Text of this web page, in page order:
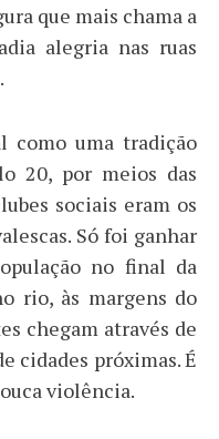
que mais chama a
alegria nas ruas
como uma tradição
20, por meios das
sociais eram os
Só foi ganhar
no final da
rio, às margens do
chegam através de
cidades próximas. É
violência.